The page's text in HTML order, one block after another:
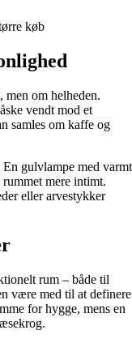
køb
men om helheden.
vendt mod et
samles om kaffe og
gulvlampe med varmt
mere intimt.
eller arvestykker
rum – både til
være med til at definere
for hygge, mens en